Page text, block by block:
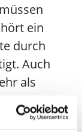
ein
durch
Auch
als
ebenfalls
SPD,